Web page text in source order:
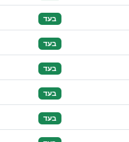
בעד
בעד
בעד
בעד
בעד